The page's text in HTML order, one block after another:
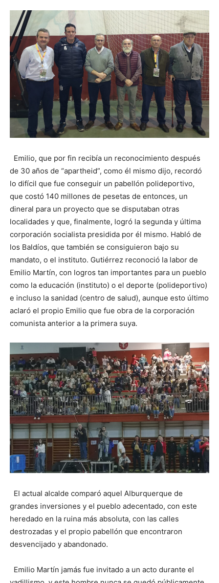
Emilio, que por fin recibía un reconocimiento después
de 30 años de “apartheid”, como él mismo dijo, recordó
lo difícil que fue conseguir un pabellón polideportivo,
que costó 140 millones de pesetas de entonces, un
dineral para un proyecto que se disputaban otras
localidades y que, finalmente, logró la segunda y última
corporación socialista presidida por él mismo. Habló de
los Baldíos, que también se consiguieron bajo su
mandato, o el instituto. Gutiérrez reconoció la labor de
Emilio Martín, con logros tan importantes para un pueblo
como la educación (instituto) o el deporte (polideportivo)
e incluso la sanidad (centro de salud), aunque esto último
aclaró el propio Emilio que fue obra de la corporación
comunista anterior a la primera suya.
El actual alcalde comparó aquel Alburquerque de
grandes inversiones y el pueblo adecentado, con este
heredado en la ruina más absoluta, con las calles
destrozadas y el propio pabellón que encontraron
desvencijado y abandonado.
Emilio Martín jamás fue invitado a un acto durante el